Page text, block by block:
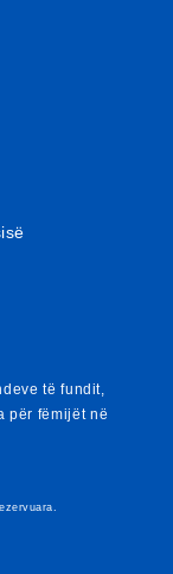
të fundit,
për fëmijët në